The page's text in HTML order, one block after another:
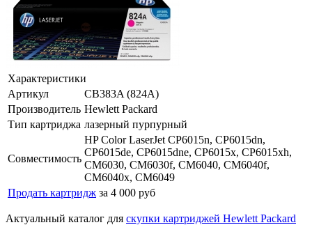
Характеристики
Артикул
CB383A (824A)
Производитель Hewlett Packard
Тип картриджа лазерный пурпурный
Совместимость
HP Color LaserJet CP6015n, CP6015dn,
CP6015de, CP6015dne, CP6015x, CP6015xh,
CM6030, CM6030f, CM6040, CM6040f,
CM6040x, CM6049
Продать картридж за 4 000 руб
Актуальный каталог для скупки картриджей Hewlett Packard